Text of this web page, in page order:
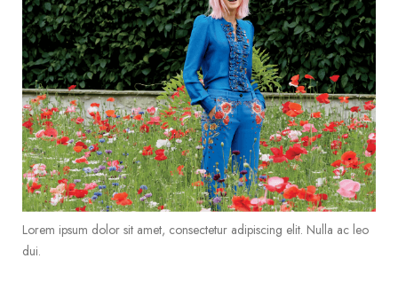
Lorem ipsum dolor sit amet, consectetur adipiscing elit. Nulla ac leo
dui.